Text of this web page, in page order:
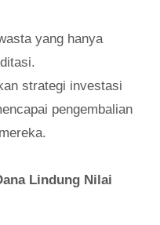
yang hanya
strategi investasi
pengembalian
Lindung Nilai